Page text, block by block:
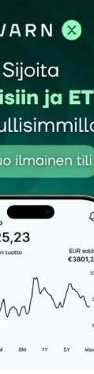
ei julkaista.